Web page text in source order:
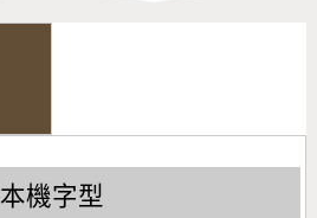
本機字型